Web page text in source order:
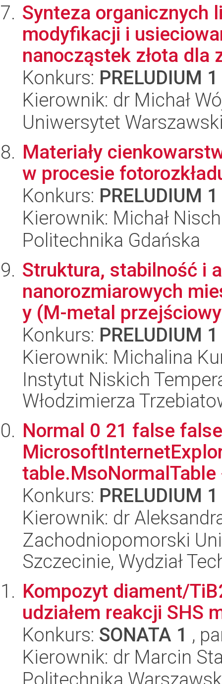
Synteza organicznych
modyfikacji i
nanocząstek złota dla
Konkurs: PRELUDIUM 1
Kierownik: dr Michał
Uniwersytet
Materiały
w procesie
Konkurs: PRELUDIUM 1
Kierownik: Michał
Politechnika Gdańska
Struktura, stabilność i
nanorozmiarowych
y (M-metal
Konkurs: PRELUDIUM 1
Kierownik: Michalina
Instytut Niskich
Włodzimierza
Normal 0 21 false
Konkurs: PRELUDIUM 1
Kierownik: dr
Zachodniopomorski
Szczecinie, Wydział
Kompozyt diament/
udziałem reakcji SHS
Konkurs: SONATA 1 ,
Kierownik: dr Marcin
Politechnika